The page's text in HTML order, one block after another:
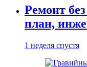
Ремонт
план,
1 неделя спустя